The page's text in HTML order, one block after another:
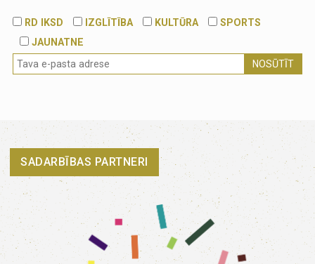
RD IKSD IZGLĪTĪBA KULTŪRA
SPORTS
JAUNATNE
NOSŪTĪT
SADARBĪBAS PARTNERI